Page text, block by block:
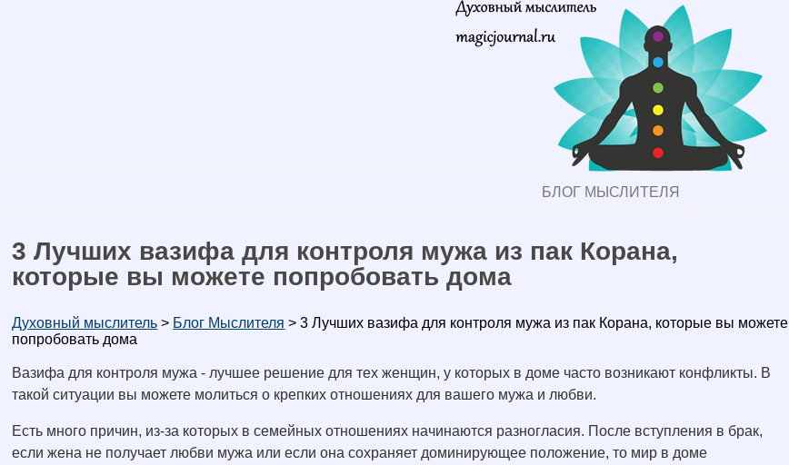
БЛОГ МЫСЛИТЕЛЯ
3 Лучших вазифа для контроля мужа из пак Корана,
которые вы можете попробовать дома
Духовный мыслитель > Блог Мыслителя >3 Лучших вазифа для контроля мужа из пак Корана, которые вы можете
попробовать дома
Вазифа для контроля мужа - лучшее решение для тех женщин, у которых в доме часто возникают конфликты. В
такой ситуации вы можете молиться о крепких отношениях для вашего мужа и любви.
Есть много причин, из-за которых в семейных отношениях начинаются разногласия. После вступления в брак,
если жена не получает любви мужа или если она сохраняет доминирующее положение, то мир в доме